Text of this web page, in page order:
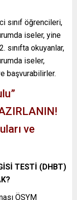
sınıf öğrencileri,
iseler, yine
sınıfta okuyanlar,
iseler,
başvurabilirler.
ve
TESTİ (DHBT)
ÖSYM